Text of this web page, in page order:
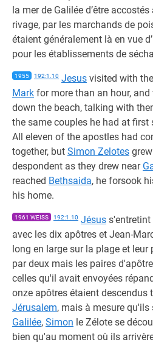
la mer de Galilée d’être
rivage, par les marchands de
étaient généralement là en vue
pour les établissements de
1955 192:1.10 Jesus visited with
Mark for more than an hour,
down the beach, talking with
the same couples he had at first
All eleven of the apostles had
together, but Simon Zelotes
despondent as they drew near
reached Bethsaida, he forsook
his home.
1961 WEISS 192:1.10 Jésus s'entretint
avec les dix apôtres et Jean-
long en large sur la plage et leur
par deux mais les paires
celles qu'il avait envoyées
onze apôtres étaient descendus
Jérusalem, mais à mesure
Galilée, Simon le Zélote se
bien qu'au moment où ils